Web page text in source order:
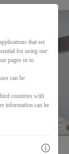
that set
for using our
pages or to
can be
countries with
information can be